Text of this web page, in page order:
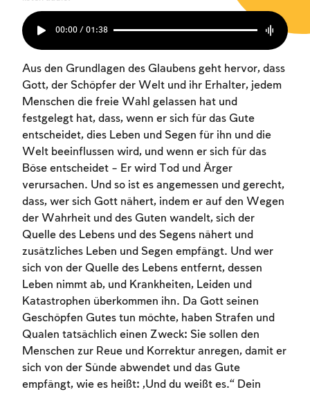
00:00 / 01:38
Aus den Grundlagen des Glaubens geht hervor, dass
Gott, der Schöpfer der Welt und ihr Erhalter, jedem
Menschen die freie Wahl gelassen hat und
festgelegt hat, dass, wenn er sich für das Gute
entscheidet, dies Leben und Segen für ihn und die
Welt beeinflussen wird, und wenn er sich für das
Böse entscheidet – Er wird Tod und Ärger
verursachen. Und so ist es angemessen und gerecht,
dass, wer sich Gott nähert, indem er auf den Wegen
der Wahrheit und des Guten wandelt, sich der
Quelle des Lebens und des Segens nähert und
zusätzliches Leben und Segen empfängt. Und wer
sich von der Quelle des Lebens entfernt, dessen
Leben nimmt ab, und Krankheiten, Leiden und
Katastrophen überkommen ihn. Da Gott seinen
Geschöpfen Gutes tun möchte, haben Strafen und
Qualen tatsächlich einen Zweck: Sie sollen den
Menschen zur Reue und Korrektur anregen, damit er
sich von der Sünde abwendet und das Gute
empfängt, wie es heißt: „Und du weißt es.“ Dein